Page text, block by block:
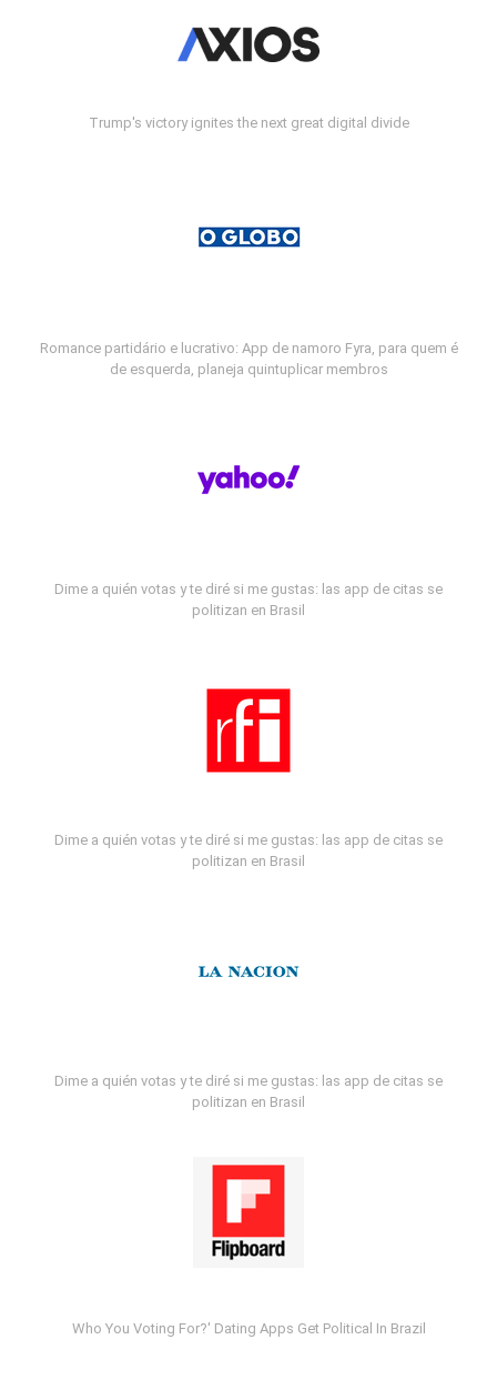
Trump's victory ignites the next great digital divide
Romance partidário e lucrativo: App de namoro Fyra, para quem é
de esquerda, planeja quintuplicar membros
Dime a quién votas y te diré si me gustas: las app de citas se
politizan en Brasil
Dime a quién votas y te diré si me gustas: las app de citas se
politizan en Brasil
Dime a quién votas y te diré si me gustas: las app de citas se
politizan en Brasil
Who You Voting For?' Dating Apps Get Political In Brazil